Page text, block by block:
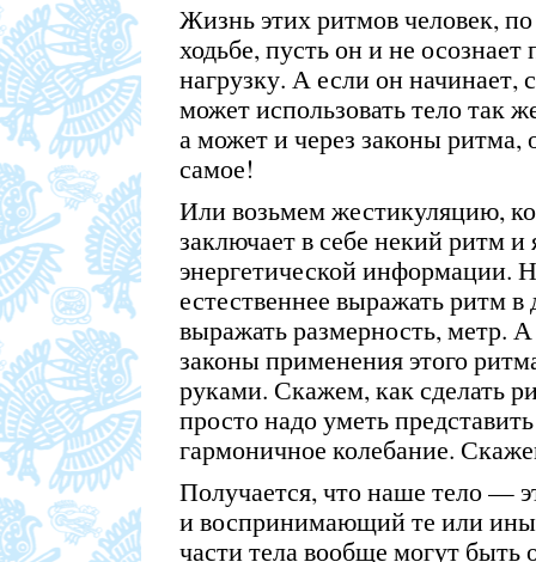
Жизнь этих ритмов человек,
ходьбе, пусть он и не
нагрузку. А если он начинает,
может использовать тело так
а может и через законы ритма,
самое!
Или возьмем жестикуляцию,
заключает в себе некий ритм
энергетической информации.
естественнее выражать ритм
выражать размерность, метр.
законы применения этого
руками. Скажем, как сделать
просто надо уметь
гармоничное колебание.
Получается, что наше тело —
и воспринимающий те или
части тела вообще могут быть